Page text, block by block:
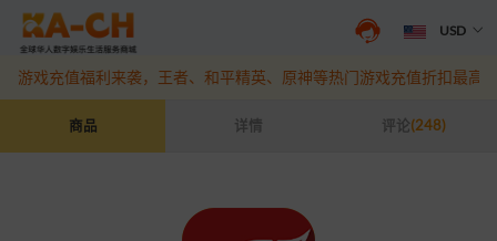
网易游戏通用点数 网易一卡通充值
USD
抖音盛夏宠粉季来袭！抖钻充值最高6%优惠，热门规格更划算点此查
游戏充值福利来袭，王者、和平精英、原神等热门游戏充值折扣最高
商品 详情 评论(248)